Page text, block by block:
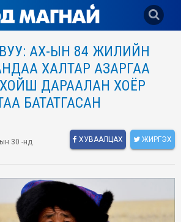
АХ-ЫН 84 ЖИЛИЙН
ХАЛТАР АЗАРГАА
ХОЙШ ДАРААЛАН ХОЁР
БАТАТГАСАН
30 -нд ХУВААЛЦАХ ЖИРГЭХ